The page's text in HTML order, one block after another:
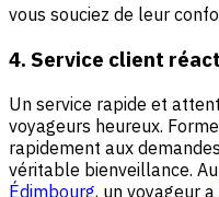
vous souciez de leur
4. Service client
Un service rapide et
voyageurs heureux.
rapidement aux
véritable bienveillance. Au
Édimbourg, un voyageur